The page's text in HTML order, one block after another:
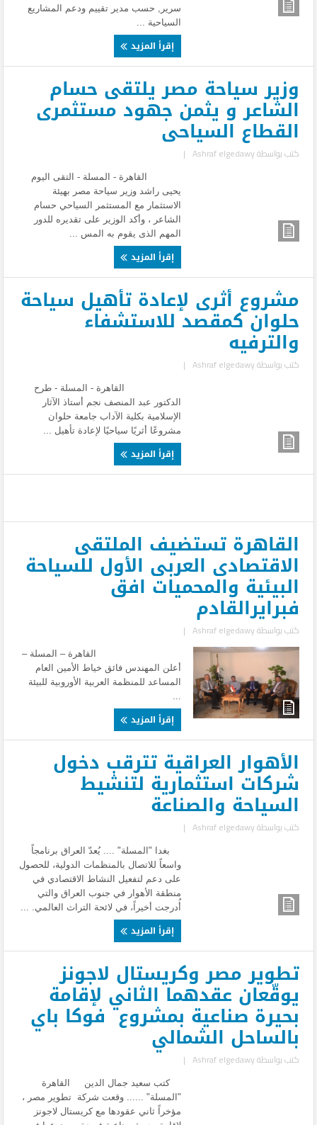
سرير, حسب مدير تقييم ودعم المشاريع
السياحية ...
إقرأ المزيد
وزير سياحة مصر يلتقى حسام
الشاعر و يثمن جهود مستثمرى
القطاع السياحى
كتب بواسطةAshraf elgedawy
|
القاهرة - المسلة - التقى اليوم
يحيى راشد وزير سياحة مصر بهيئة
الاستثمار مع المستثمر السياحي حسام
الشاعر ، وأكد الوزير على تقديره للدور
المهم الذى يقوم به المس ...
إقرأ المزيد
مشروع أثرى لإعادة تأهيل سياحة
حلوان كمقصد للاستشفاء
والترفيه
كتب بواسطةAshraf elgedawy
|
القاهرة - المسلة - طرح
الدكتور عبد المنصف نجم أستاذ الآثار
الإسلامية بكلية الآداب جامعة حلوان
مشروعًا أثريًا سياحيًا لإعادة تأهيل ...
إقرأ المزيد
القاهرة تستضيف الملتقى
الاقتصادى العربى الأول للسياحة
البيئية والمحميات افق
فبرايرالقادم
كتب بواسطةAshraf elgedawy
|
القاهرة – المسلة –
أعلن المهندس فائق خياط الأمين العام
المساعد للمنظمة العربية الأوروبية للبيئة
إقرأ المزيد
الأهوار العراقية تترقب دخول
شركات استثمارية لتنشيط
السياحة والصناعة
كتب بواسطةAshraf elgedawy
|
بغدا "المسلة" .... يُعدّ العراق برنامجاً
واسعاً للاتصال بالمنظمات الدولية، للحصول
على دعم لتفعيل النشاط الاقتصادي في
منطقة الأهوار في جنوب العراق والتي
أُدرجت أخيراً، في لائحة التراث العالمي. ...
إقرأ المزيد
تطوير مصر وكريستال لاجونز
يوقّعان عقدهما الثاني لإقامة
بحيرة صناعية بمشروع فوكا باي
بالساحل الشمالي
كتب بواسطةAshraf elgedawy
|
كتب سعيد جمال الدين القاهرة
"المسلة" ...... وقعت شركة تطوير مصر ،
مؤخراً ثاني عقودها مع كريستال لاجونز